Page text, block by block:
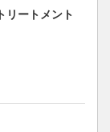
リートメント